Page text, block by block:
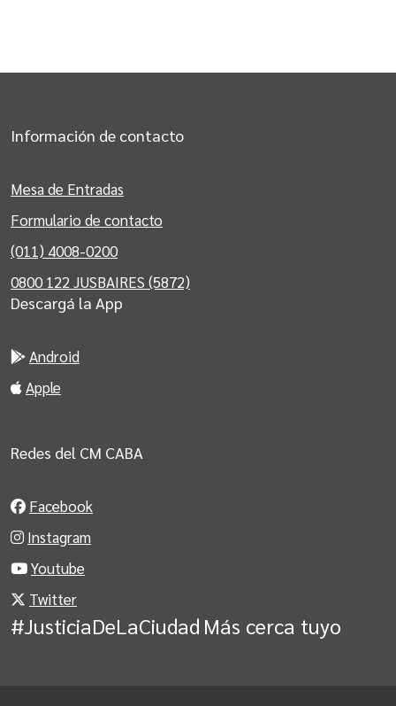
Información de contacto
Mesa de Entradas
Formulario de contacto
(011) 4008-0200
0800 122 JUSBAIRES (5872)
Descargá la App
Android
Apple
Redes del CM CABA
Facebook
Instagram
Youtube
Twitter
#JusticiaDeLaCiudad Más cerca tuyo